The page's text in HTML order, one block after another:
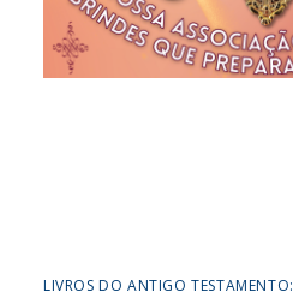
LIVROS DO ANTIGO TESTAMENTO: